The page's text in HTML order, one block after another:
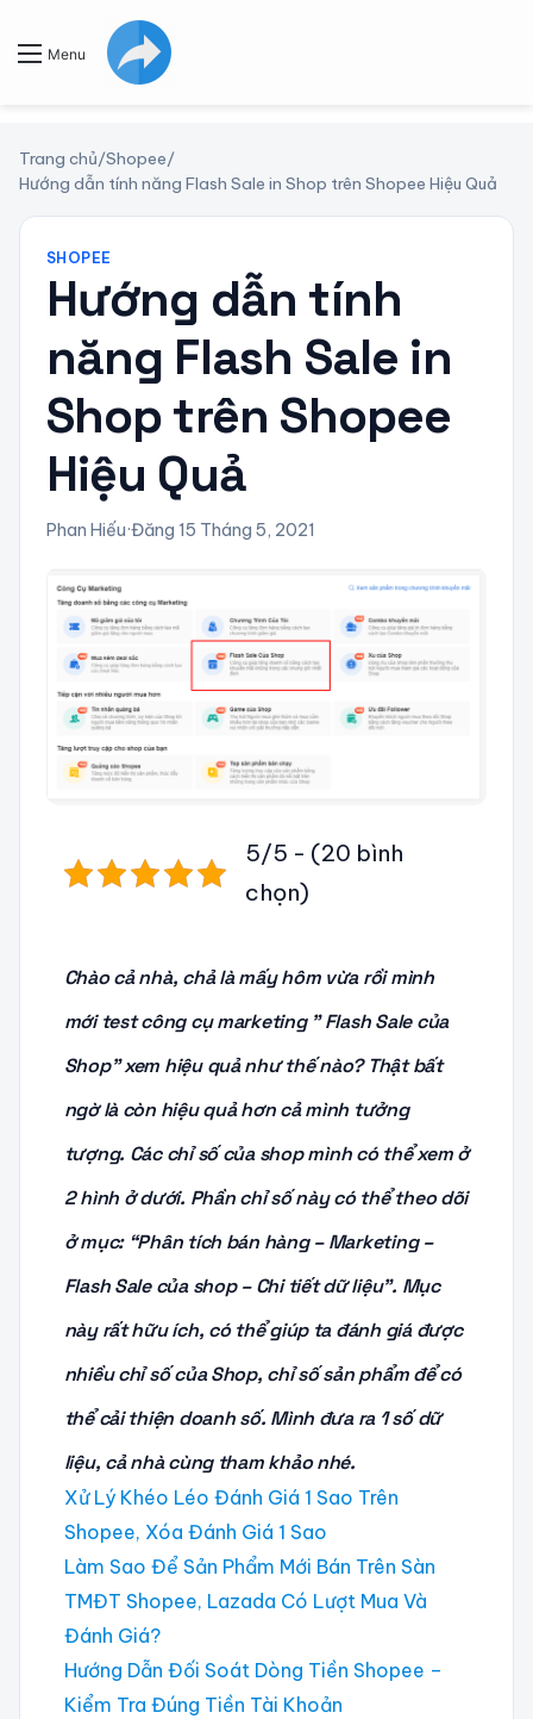
Menu
Trang chủ/Shopee/
Hướng dẫn tính năng Flash Sale in Shop trên Shopee Hiệu Quả
SHOPEE
Hướng dẫn tính
năng Flash Sale in
Shop trên Shopee
Hiệu Quả
Phan Hiếu·Đăng 15 Tháng 5, 2021
5/5 - (20 bình
chọn)
Chào cả nhà, chả là mấy hôm vừa rồi mình
mới test công cụ marketing ” Flash Sale của
Shop” xem hiệu quả như thế nào? Thật bất
ngờ là còn hiệu quả hơn cả mình tưởng
tượng. Các chỉ số của shop mình có thể xem ở
2 hình ở dưới. Phần chỉ số này có thể theo dõi
ở mục: “Phân tích bán hàng – Marketing –
Flash Sale của shop – Chi tiết dữ liệu”. Mục
này rất hữu ích, có thể giúp ta đánh giá được
nhiều chỉ số của Shop, chỉ số sản phẩm để có
thể cải thiện doanh số. Mình đưa ra 1 số dữ
liệu, cả nhà cùng tham khảo nhé.
Xử Lý Khéo Léo Đánh Giá 1 Sao Trên
Shopee, Xóa Đánh Giá 1 Sao
Làm Sao Để Sản Phẩm Mới Bán Trên Sàn
TMĐT Shopee, Lazada Có Lượt Mua Và
Đánh Giá?
Hướng Dẫn Đối Soát Dòng Tiền Shopee –
Kiểm Tra Đúng Tiền Tài Khoản